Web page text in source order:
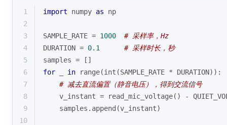
1 import numpy as np
2
3
SAMPLE_RATE = 1000
# 采样率，Hz
4
DURATION = 0.1
# 采样时长，秒
5
samples = []
6
for in range(int (SAMPLE_RATE * DURATION)):
7
# 减去直流偏置（静音电压），得到交流信号
8
v_instant = read_mic_voltage() -
9
    samples.append(v_instant)
10